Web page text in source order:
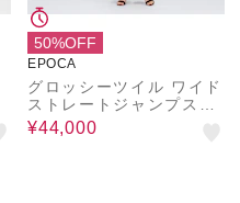
50%OFF
EPOCA
グロッシーツイル ワイド
ストレートジャンプスー
ツ
¥44,000